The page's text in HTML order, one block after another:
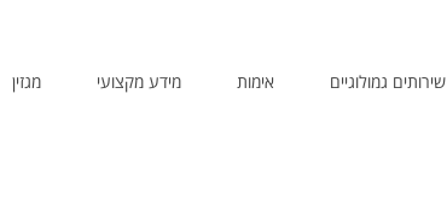
שירותים גמולוגיים אימות מידע מקצועי מגזין